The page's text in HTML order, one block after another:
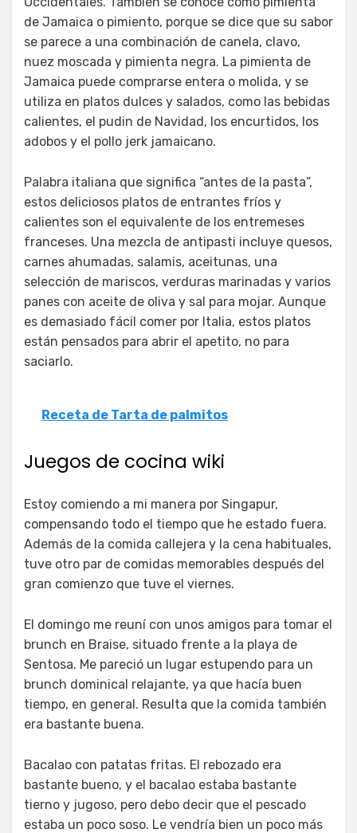
de Jamaica o pimiento, porque se dice que su sabor
se parece a una combinación de canela, clavo,
nuez moscada y pimienta negra. La pimienta de
Jamaica puede comprarse entera o molida, y se
utiliza en platos dulces y salados, como las bebidas
calientes, el pudin de Navidad, los encurtidos, los
adobos y el pollo jerk jamaicano.
Palabra italiana que significa “antes de la pasta”,
estos deliciosos platos de entrantes fríos y
calientes son el equivalente de los entremeses
franceses. Una mezcla de antipasti incluye quesos,
carnes ahumadas, salamis, aceitunas, una
selección de mariscos, verduras marinadas y varios
panes con aceite de oliva y sal para mojar. Aunque
es demasiado fácil comer por Italia, estos platos
están pensados para abrir el apetito, no para
saciarlo.
Receta de Tarta de palmitos
Juegos de cocina wiki
Estoy comiendo a mi manera por Singapur,
compensando todo el tiempo que he estado fuera.
Además de la comida callejera y la cena habituales,
tuve otro par de comidas memorables después del
gran comienzo que tuve el viernes.
El domingo me reuní con unos amigos para tomar el
brunch en Braise, situado frente a la playa de
Sentosa. Me pareció un lugar estupendo para un
brunch dominical relajante, ya que hacía buen
tiempo, en general. Resulta que la comida también
era bastante buena.
Bacalao con patatas fritas. El rebozado era
bastante bueno, y el bacalao estaba bastante
tierno y jugoso, pero debo decir que el pescado
estaba un poco soso. Le vendría bien un poco más